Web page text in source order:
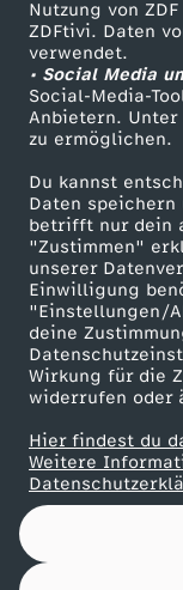
Nutzung von
ZDFtivi. Daten
verwendet.
• Social Media
Social-Media-
Anbietern. Unter
zu ermöglichen.
Du kannst
Daten
betrifft nur dein
"Zustimmen"
unserer
Einwilligung
"Einstellungen/
deine
Wirkung für die
widerrufen oder
Hier findest du
Weitere
k
e
i
n
g
u
t
e
s
ZDF Unternehmen
Karriere
ZDF goes Schule
Werbefernsehen
Mainzelmännchen
Partner